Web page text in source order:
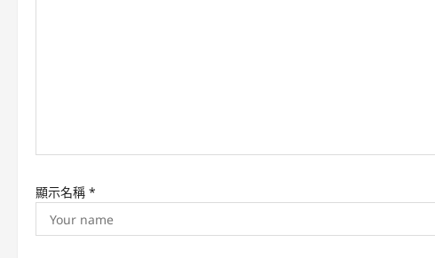
顯示名稱 *